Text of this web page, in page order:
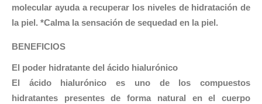
molecular ayuda a recuperar los niveles de hidratación de
la piel. *Calma la sensación de sequedad en la piel.
BENEFICIOS
El poder hidratante del ácido hialurónico
El ácido hialurónico es uno de los compuestos
hidratantes presentes de forma natural en el cuerpo